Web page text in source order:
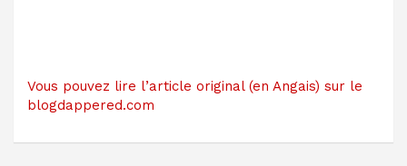
Vous pouvez lire l’article original (en Angais) sur le
blogdappered.com